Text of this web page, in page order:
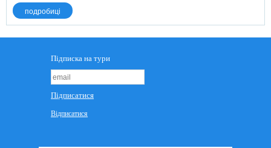
подробиці